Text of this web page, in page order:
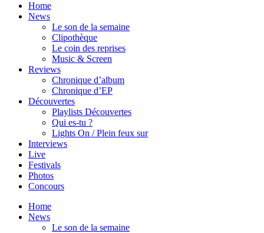
Home
News
Le son de la semaine
Clipothèque
Le coin des reprises
Music & Screen
Reviews
Chronique d’album
Chronique d’EP
Découvertes
Playlists Découvertes
Qui es-tu ?
Lights On / Plein feux sur
Interviews
Live
Festivals
Photos
Concours
Home
News
Le son de la semaine